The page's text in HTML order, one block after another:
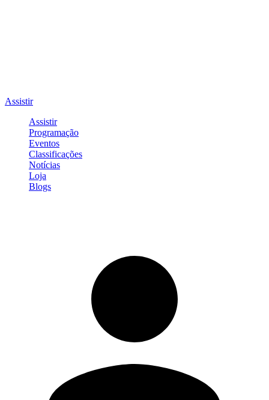
Assistir
Assistir
Programação
Eventos
Classificações
Notícias
Loja
Blogs